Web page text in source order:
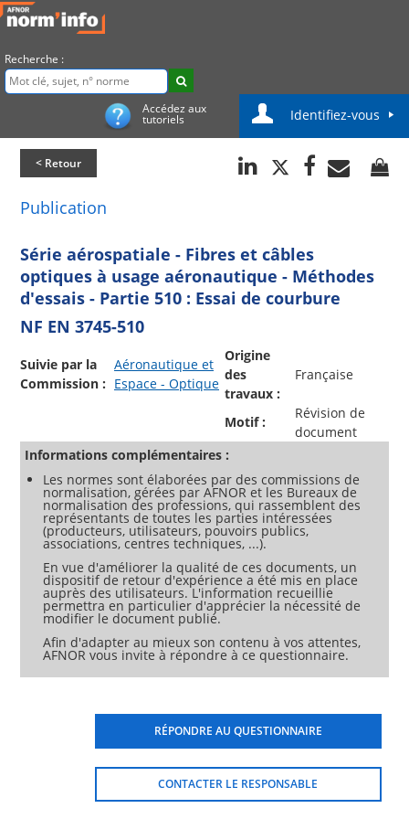
Recherche :
Accédez aux
tutoriels Identifiez-vous
< Retour
Publication
Série aérospatiale - Fibres et câbles
optiques à usage aéronautique - Méthodes
d'essais - Partie 510 : Essai de courbure
NF EN 3745-510
Suivie par la
Commission :
Aéronautique et
Espace - Optique
Origine
des
travaux :
Française
Motif :
Révision de
document
Informations complémentaires :
Les normes sont élaborées par des commissions de
normalisation, gérées par AFNOR et les Bureaux de
normalisation des professions, qui rassemblent des
représentants de toutes les parties intéressées
(producteurs, utilisateurs, pouvoirs publics,
associations, centres techniques, ...).
En vue d'améliorer la qualité de ces documents, un
dispositif de retour d'expérience a été mis en place
auprès des utilisateurs. L'information recueillie
permettra en particulier d'apprécier la nécessité de
modifier le document publié.
Afin d'adapter au mieux son contenu à vos attentes,
AFNOR vous invite à répondre à ce questionnaire.
RÉPONDRE AU QUESTIONNAIRE
CONTACTER LE RESPONSABLE